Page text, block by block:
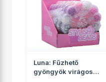
Luna: Fűzhető
gyöngyök virágos